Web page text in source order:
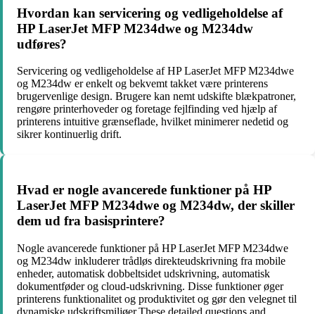
Hvordan kan servicering og vedligeholdelse af
HP LaserJet MFP M234dwe og M234dw
udføres?
Servicering og vedligeholdelse af HP LaserJet MFP M234dwe
og M234dw er enkelt og bekvemt takket være printerens
brugervenlige design. Brugere kan nemt udskifte blækpatroner,
rengøre printerhoveder og foretage fejlfinding ved hjælp af
printerens intuitive grænseflade, hvilket minimerer nedetid og
sikrer kontinuerlig drift.
Hvad er nogle avancerede funktioner på HP
LaserJet MFP M234dwe og M234dw, der skiller
dem ud fra basisprintere?
Nogle avancerede funktioner på HP LaserJet MFP M234dwe
og M234dw inkluderer trådløs direkteudskrivning fra mobile
enheder, automatisk dobbeltsidet udskrivning, automatisk
dokumentføder og cloud-udskrivning. Disse funktioner øger
printerens funktionalitet og produktivitet og gør den velegnet til
dynamiske udskriftsmiljøer.These detailed questions and